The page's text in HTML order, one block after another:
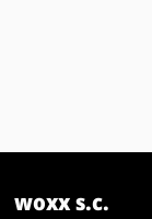
woxx s.c.